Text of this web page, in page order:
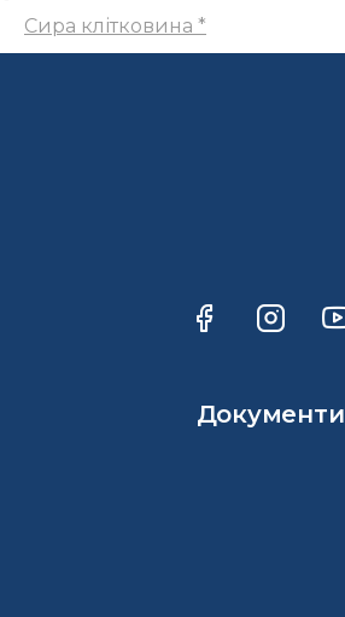
Сира клітковина *
Документи